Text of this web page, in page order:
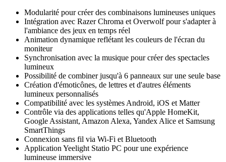
Modularité pour créer des combinaisons lumineuses uniques
Intégration avec Razer Chroma et Overwolf pour s'adapter à
l'ambiance des jeux en temps réel
Animation dynamique reflétant les couleurs de l'écran du
moniteur
Synchronisation avec la musique pour créer des spectacles
lumineux
Possibilité de combiner jusqu'à 6 panneaux sur une seule base
Création d'émoticônes, de lettres et d'autres éléments
lumineux personnalisés
Compatibilité avec les systèmes Android, iOS et Matter
Contrôle via des applications telles qu'Apple HomeKit,
Google Assistant, Amazon Alexa, Yandex Alice et Samsung
SmartThings
Connexion sans fil via Wi-Fi et Bluetooth
Application Yeelight Statio PC pour une expérience
lumineuse immersive